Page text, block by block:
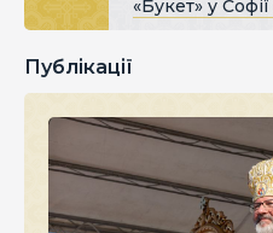
«Букет» у
Публікації